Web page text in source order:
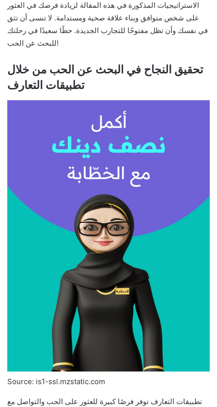
الاستراتيجيات المذكورة في هذه المقالة لزيادة فرصك في العثور
على شخص متوافق وبناء علاقة صحية ومستدامة. لا تنسى أن تثق
في نفسك وأن تظل مفتوحًا للتجارب الجديدة. حظًا سعيدًا في رحلتك
للبحث عن الحب!
تحقيق النجاح في البحث عن الحب من خلال
تطبيقات التعارف
Source: is1-ssl.mzstatic.com
تطبيقات التعارف توفر فرصًا كبيرة للعثور على الحب والتواصل مع